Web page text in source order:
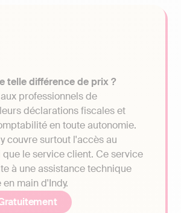
telle différence de prix ?
professionnels de
déclarations fiscales et
en toute autonomie.
couvre surtout l'accès au
le service client. Ce service
à une assistance technique
main d'Indy.